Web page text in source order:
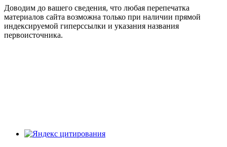
Доводим до вашего сведения, что любая перепечатка
материалов сайта возможна только при наличии прямой
индексируемой гиперссылки и указания названия
первоисточника.